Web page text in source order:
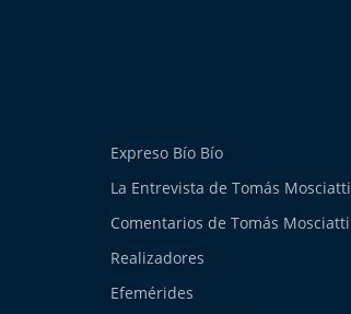
Expreso Bío Bío
La Entrevista de Tomás Mosciatti
Comentarios de Tomás Mosciatti
Realizadores
Efemérides